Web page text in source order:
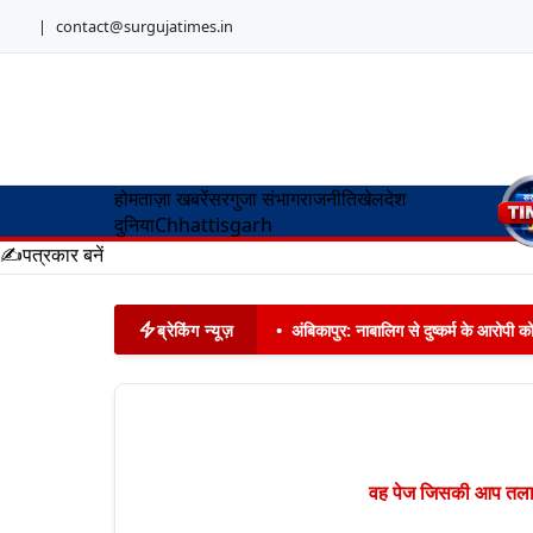
| contact@surgujatimes.in
होमताज़ा खबरेंसरगुजा संभागराजनीतिखेलदेश
दुनियाChhattisgarh
✍️पत्रकार बनें
ब्रेकिंग न्यूज़ • अंबिकापुर: नाबालिग से दुष्कर्म के आरोपी
वह पेज जिसकी आप